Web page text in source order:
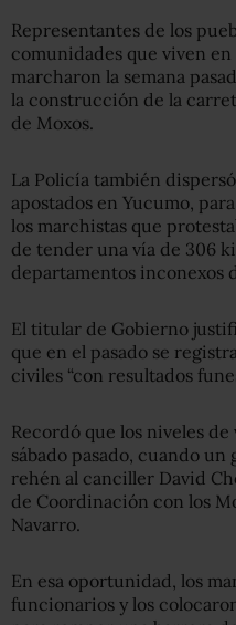
Representantes de los
comunidades que viven en
marcharon la semana
la construcción de la
de Moxos.
La Policía también
apostados en Yucumo,
los marchistas que
de tender una vía de 306
departamentos inconexos
El titular de Gobierno
que en el pasado se
civiles “con resultados
Recordó que los niveles
sábado pasado, cuando
rehén al canciller David
de Coordinación con los
Navarro.
En esa oportunidad, los
funcionarios y los